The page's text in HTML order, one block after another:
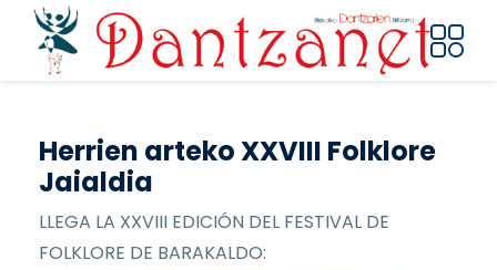
Pasar al contenido principal
Herrien arteko XXVIII Folklore
Jaialdia
LLEGA LA XXVIII EDICIÓN DEL FESTIVAL DE
FOLKLORE DE BARAKALDO: